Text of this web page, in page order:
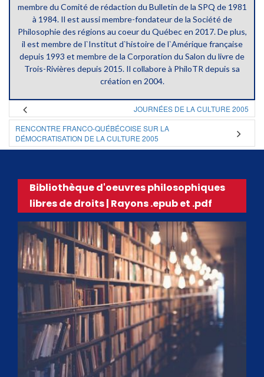
membre du Comité de rédaction du Bulletin de la SPQ de 1981
à 1984. Il est aussi membre-fondateur de la Société de
Philosophie des régions au coeur du Québec en 2017. De plus,
il est membre de l`Institut d`histoire de l`Amérique française
depuis 1993 et membre de la Corporation du Salon du livre de
Trois-Rivières depuis 2015. Il collabore à PhiloTR depuis sa
création en 2004.
JOURNÉES DE LA CULTURE 2005
RENCONTRE FRANCO-QUÉBÉCOISE SUR LA
DÉMOCRATISATION DE LA CULTURE 2005
Bibliothèque d'oeuvres philosophiques
libres de droits | Rayons .epub et .pdf